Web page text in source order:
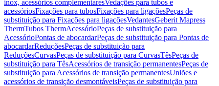
inox, acessórios complementaresVedações para tubos e
acessóriosFixações para tubosFixações para ligaçõesPeças de
substituição para Fixações para ligaçõesVedantesGeberit Mapress
ThermTubos ThermAcessórioPeças de substituição para
AcessórioPontas de abocardarPeças de substituição para Pontas de
abocardarReduçõesPeças de substituição para
ReduçõesCurvasPeças de substituição para CurvasTêsPeças de
substituição para TêsAcessórios de transição permanentesPeças de
substituição para Acessórios de transição permanentesUniões e
acessórios de transição desmontáveisPeças de substituição para